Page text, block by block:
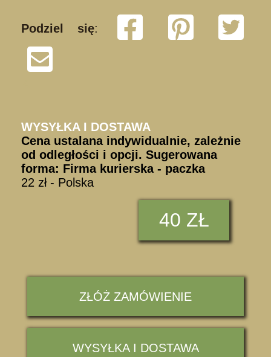
Podziel się:
WYSYŁKA I DOSTAWA
Cena ustalana indywidualnie, zależnie
od odległości i opcji. Sugerowana
forma: Firma kurierska - paczka
22 zł - Polska
40 ZŁ
ZŁÓŻ ZAMÓWIENIE
WYSYŁKA I DOSTAWA